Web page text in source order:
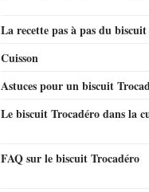
La recette pas à pas du
Cuisson
Astuces pour un biscuit
Le biscuit Trocadéro dans la
FAQ sur le biscuit Trocadéro